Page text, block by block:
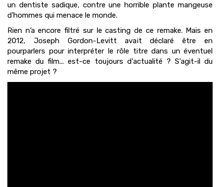
un dentiste sadique, contre une horrible plante mangeuse
d’hommes qui menace le monde.
Rien n’a encore filtré sur le casting de ce remake. Mais en
2012, Joseph Gordon-Levitt avait déclaré être en
pourparlers pour interpréter le rôle titre dans un éventuel
remake du film... est-ce toujours d'actualité ? S'agit-il du
même projet ?